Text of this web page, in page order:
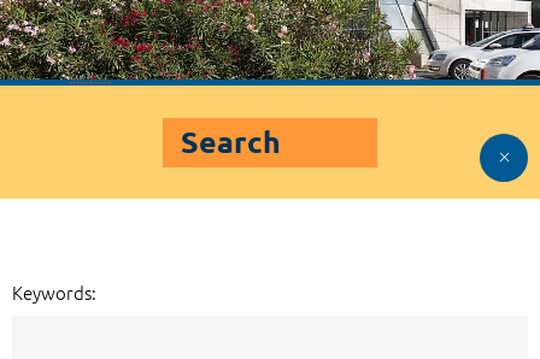
Search
Keywords: